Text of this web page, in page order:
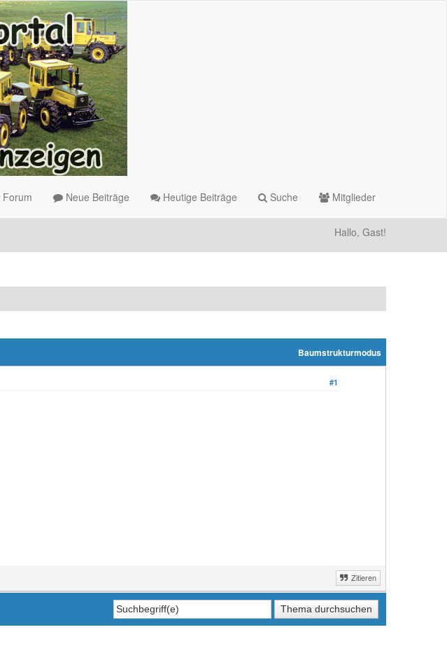
Forum Neue Beiträge Heutige Beiträge Suche Mitglieder
Hallo, Gast!
Baumstrukturmodus
#1
Zitieren